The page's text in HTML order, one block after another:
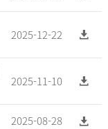
2025-12-22
2025-11-10
2025-08-28